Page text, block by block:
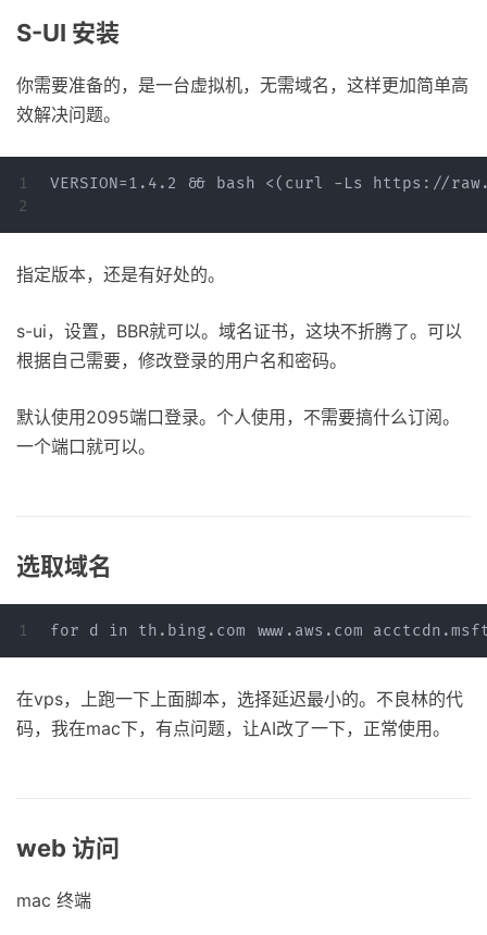
S-UI 安装
你需要准备的，是一台虚拟机，无需域名，这样更加简单高
效解决问题。
1
VERSION=1.4.2 && bash <(curl -Ls https://
指定版本，还是有好处的。
s-ui，设置，BBR就可以。域名证书，这块不折腾了。可以
根据自己需要，修改登录的用户名和密码。
默认使用2095端口登录。个人使用，不需要搞什么订阅。
一个端口就可以。
选取域名
在vps，上跑一下上面脚本，选择延迟最小的。不良林的代
码，我在mac下，有点问题，让AI改了一下，正常使用。
web 访问
mac 终端